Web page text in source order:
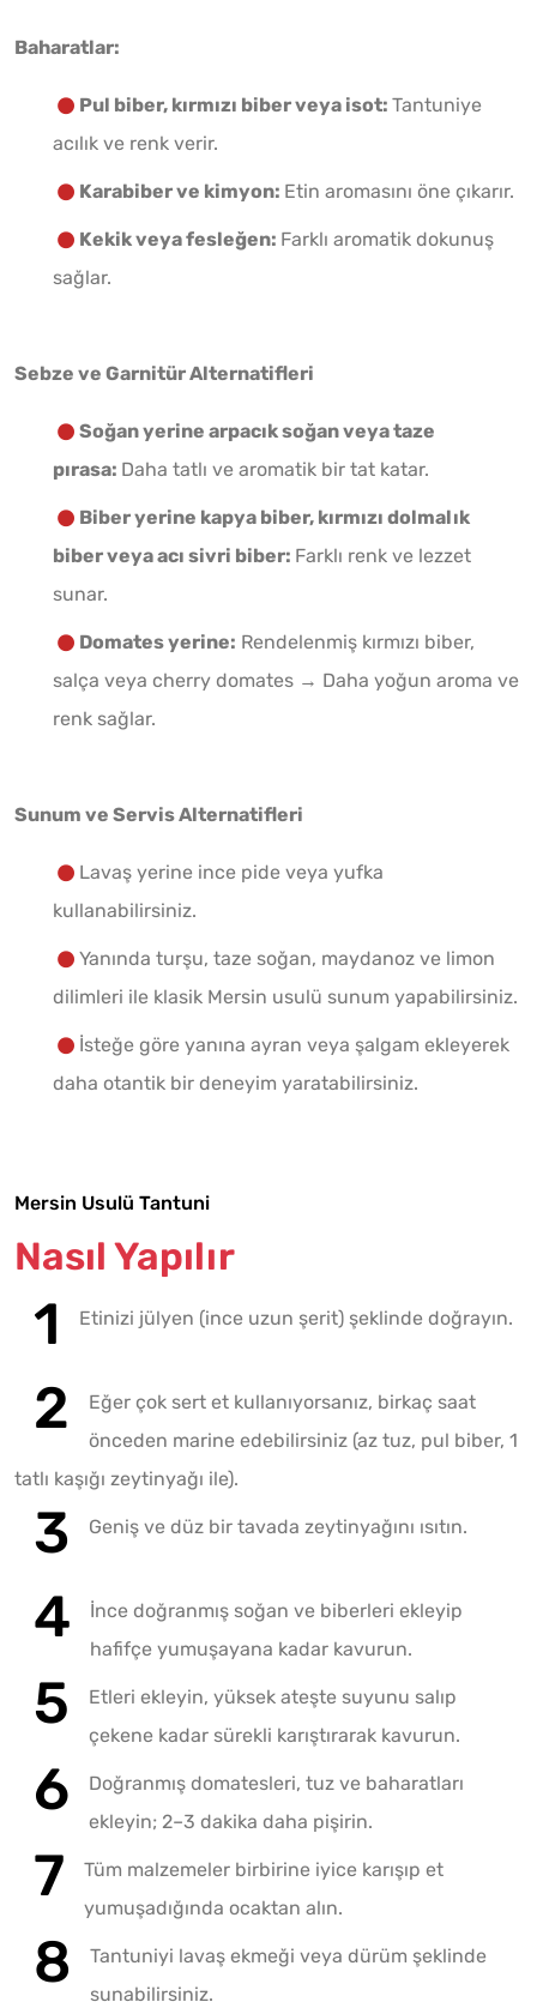
Baharatlar:
Pul biber, kırmızı biber veya isot: Tantuniye
acılık ve renk verir.
Karabiber ve kimyon: Etin aromasını öne çıkarır.
Kekik veya fesleğen: Farklı aromatik dokunuş
sağlar.
Sebze ve Garnitür Alternatifleri
Soğan yerine arpacık soğan veya taze
pırasa: Daha tatlı ve aromatik bir tat katar.
Biber yerine kapya biber, kırmızı dolmalık
biber veya acı sivri biber: Farklı renk ve lezzet
sunar.
Domates yerine: Rendelenmiş kırmızı biber,
salça veya cherry domates → Daha yoğun aroma ve
renk sağlar.
Sunum ve Servis Alternatifleri
Lavaş yerine ince pide veya yufka
kullanabilirsiniz.
Yanında turşu, taze soğan, maydanoz ve limon
dilimleri ile klasik Mersin usulü sunum yapabilirsiniz.
İsteğe göre yanına ayran veya şalgam ekleyerek
daha otantik bir deneyim yaratabilirsiniz.
Mersin Usulü Tantuni
Nasıl Yapılır
Etinizi jülyen (ince uzun şerit) şeklinde doğrayın.
Eğer çok sert et kullanıyorsanız, birkaç saat
önceden marine edebilirsiniz (az tuz, pul biber, 1
tatlı kaşığı zeytinyağı ile).
Geniş ve düz bir tavada zeytinyağını ısıtın.
İnce doğranmış soğan ve biberleri ekleyip
hafifçe yumuşayana kadar kavurun.
Etleri ekleyin, yüksek ateşte suyunu salıp
çekene kadar sürekli karıştırarak kavurun.
Doğranmış domatesleri, tuz ve baharatları
ekleyin; 2–3 dakika daha pişirin.
Tüm malzemeler birbirine iyice karışıp et
yumuşadığında ocaktan alın.
Tantuniyi lavaş ekmeği veya dürüm şeklinde
sunabilirsiniz.